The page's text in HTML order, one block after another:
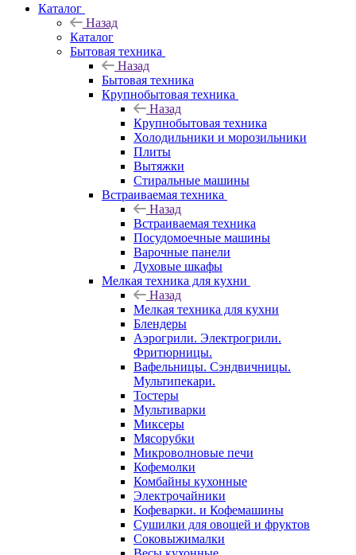
Каталог
Назад
Каталог
Бытовая техника
Назад
Бытовая техника
Крупнобытовая техника
Назад
Крупнобытовая техника
Холодильники и морозильники
Плиты
Вытяжки
Стиральные машины
Встраиваемая техника
Назад
Встраиваемая техника
Посудомоечные машины
Варочные панели
Духовые шкафы
Мелкая техника для кухни
Назад
Мелкая техника для кухни
Блендеры
Аэрогрили. Электрогрили.
Фритюрницы.
Вафельницы. Сэндвичницы.
Мультипекари.
Тостеры
Мультиварки
Миксеры
Мясорубки
Микроволновые печи
Кофемолки
Комбайны кухонные
Электрочайники
Кофеварки. и Кофемашины
Сушилки для овощей и фруктов
Соковыжималки